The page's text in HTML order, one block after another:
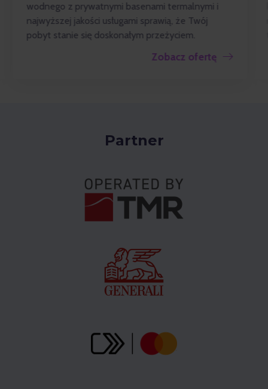
wodnego z prywatnymi basenami termalnymi i
najwyższej jakości usługami sprawią, że Twój
pobyt stanie się doskonałym przeżyciem.
Zobacz ofertę
Partner